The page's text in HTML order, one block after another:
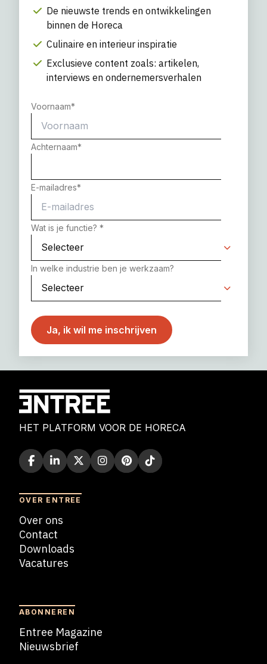
De nieuwste trends en ontwikkelingen
binnen de Horeca
Culinaire en interieur inspiratie
Exclusieve content zoals: artikelen,
interviews en ondernemersverhalen
Voornaam*
Achternaam*
E-mailadres*
Wat is je functie? *
In welke industrie ben je werkzaam?
HET PLATFORM VOOR DE HORECA
OVER ENTREE
Over ons
Contact
Downloads
Vacatures
ABONNEREN
Entree Magazine
Nieuwsbrief